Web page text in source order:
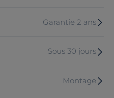
Garantie 2 ans
Sous 30 jours
Montage